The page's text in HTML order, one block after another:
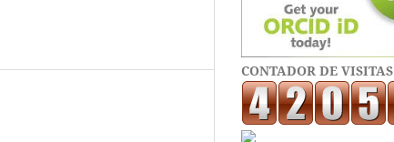
CONTADOR DE VISITAS